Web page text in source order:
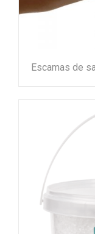
Escamas de